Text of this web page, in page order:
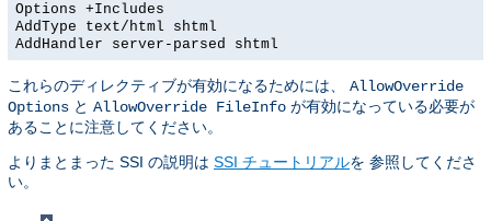
Options +Includes
AddType text/html shtml
AddHandler server-parsed shtml
これらのディレクティブが有効になるためには、 AllowOverride
Options と AllowOverride FileInfo が有効になっている必要が
あることに注意してください。
よりまとまった SSI の説明は SSI チュートリアルを 参照してくださ
い。